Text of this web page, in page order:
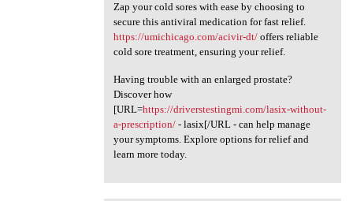
Zap your cold sores with ease by choosing to
secure this antiviral medication for fast relief.
https://umichicago.com/acivir-dt/offers reliable
cold sore treatment, ensuring your relief.
Having trouble with an enlarged prostate?
Discover how
[URL=https://driverstestingmi.com/lasix-without-
a-prescription/- lasix[/URL - can help manage
your symptoms. Explore options for relief and
learn more today.